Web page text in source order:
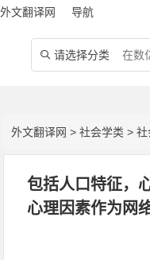
外文翻译网 导航
 请选择分类
外文翻译网 >社会学类 >社
包括人口特征，
心理因素作为网